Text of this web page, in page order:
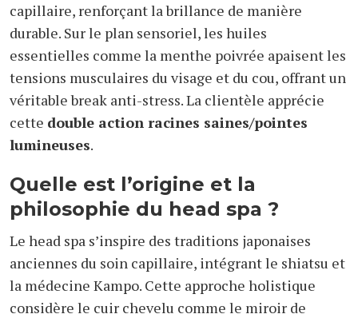
capillaire, renforçant la brillance de manière
durable. Sur le plan sensoriel, les huiles
essentielles comme la menthe poivrée apaisent les
tensions musculaires du visage et du cou, offrant un
véritable break anti-stress. La clientèle apprécie
cette double action racines saines/pointes
lumineuses.
Quelle est l’origine et la
philosophie du head spa ?
Le head spa s’inspire des traditions japonaises
anciennes du soin capillaire, intégrant le shiatsu et
la médecine Kampo. Cette approche holistique
considère le cuir chevelu comme le miroir de